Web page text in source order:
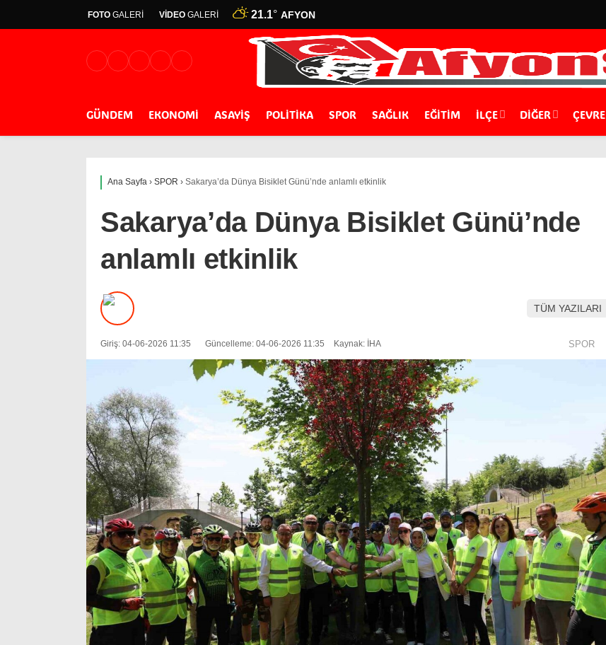
FOTO GALERİ VİDEO GALERİ 21.1° AFYON
GÜNDEM EKONOMİ ASAYİŞ POLİTİKA SPOR SAĞLIK EĞİTİM İLÇE DIĞER ÇEVRE
Ana Sayfa › SPOR › Sakarya’da Dünya Bisiklet Günü’nde anlamlı etkinlik
Sakarya’da Dünya Bisiklet Günü’nde
anlamlı etkinlik
TÜM YAZILARI
Giriş: 04-06-2026 11:35 Güncelleme: 04-06-2026 11:35 Kaynak: İHA SPOR